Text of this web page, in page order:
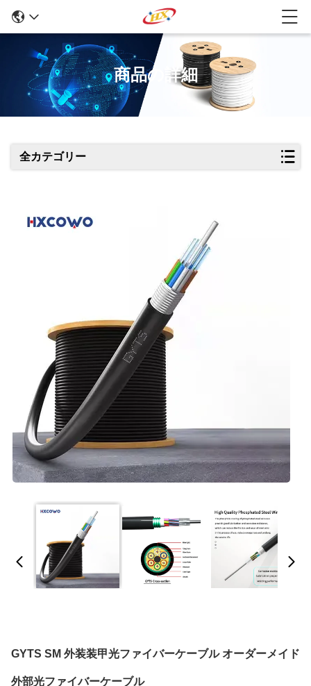
商品の詳細
全カテゴリー
GYTS SM 外装装甲光ファイバーケーブル オーダーメイド
外部光ファイバーケーブル